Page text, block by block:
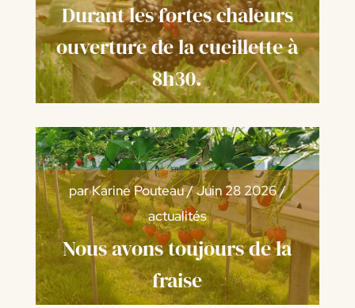
Durant les fortes chaleurs
ouverture de la cueillette à
8h30.
parKarine Pouteau/Juin 28 2026/
actualités
Nous avons toujours de la
fraise